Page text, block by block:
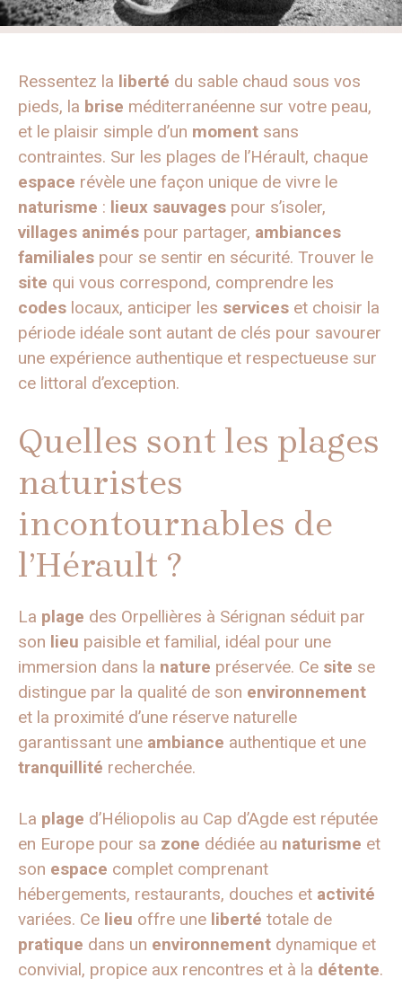
Ressentez la liberté du sable chaud sous vos
pieds, la brise méditerranéenne sur votre peau,
et le plaisir simple d’un moment sans
contraintes. Sur les plages de l’Hérault, chaque
espace révèle une façon unique de vivre le
naturisme : lieux sauvages pour s’isoler,
villages animés pour partager, ambiances
familiales pour se sentir en sécurité. Trouver le
site qui vous correspond, comprendre les
codes locaux, anticiper les services et choisir la
période idéale sont autant de clés pour savourer
une expérience authentique et respectueuse sur
ce littoral d’exception.
Quelles sont les plages
naturistes
incontournables de
l’Hérault ?
La plage des Orpellières à Sérignan séduit par
son lieu paisible et familial, idéal pour une
immersion dans la nature préservée. Ce site se
distingue par la qualité de son environnement
et la proximité d’une réserve naturelle
garantissant une ambiance authentique et une
tranquillité recherchée.
La plage d’Héliopolis au Cap d’Agde est réputée
en Europe pour sa zone dédiée au naturisme et
son espace complet comprenant
hébergements, restaurants, douches et activité
variées. Ce lieu offre une liberté totale de
pratique dans un environnement dynamique et
convivial, propice aux rencontres et à la détente.